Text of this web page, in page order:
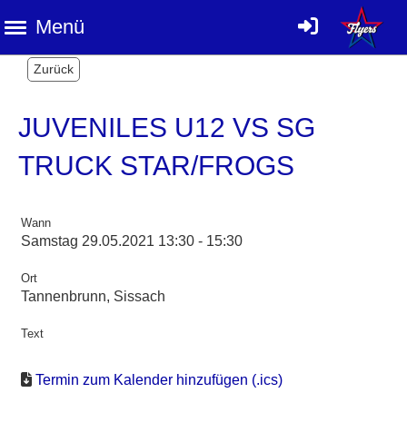
Menü
Zurück
JUVENILES U12 VS SG
TRUCK STAR/FROGS
Wann
Samstag 29.05.2021 13:30 - 15:30
Ort
Tannenbrunn, Sissach
Text
Termin zum Kalender hinzufügen (.ics)